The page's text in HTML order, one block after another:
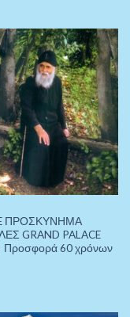
ΠΡΟΣΚΥΝΗΜΑ
GRAND PALACE
Προσφορά 60 χρόνων